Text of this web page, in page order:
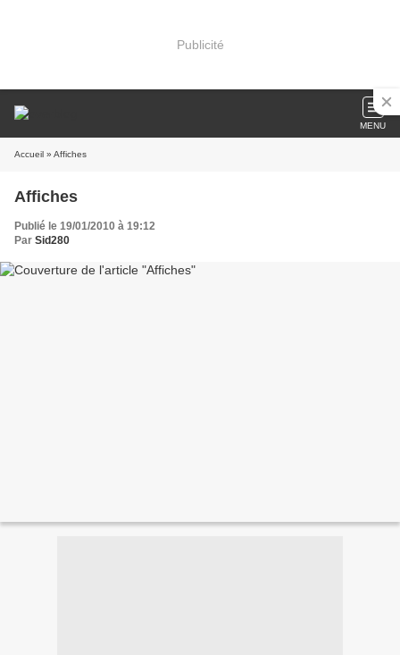
Publicité
MENU
Accueil » Affiches
Affiches
Publié le 19/01/2010 à 19:12
Par Sid280